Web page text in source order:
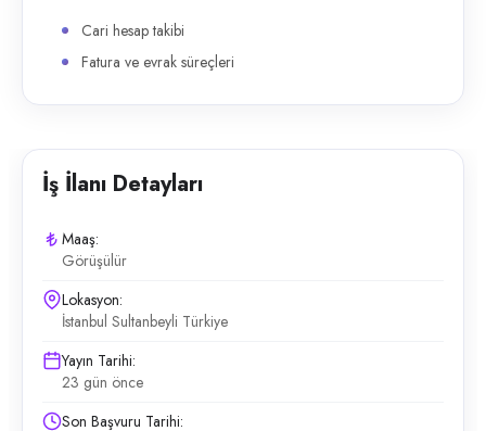
Cari hesap takibi
Fatura ve evrak süreçleri
İş İlanı Detayları
Maaş:
Görüşülür
Lokasyon:
İstanbul Sultanbeyli Türkiye
Yayın Tarihi:
23 gün önce
Son Başvuru Tarihi: